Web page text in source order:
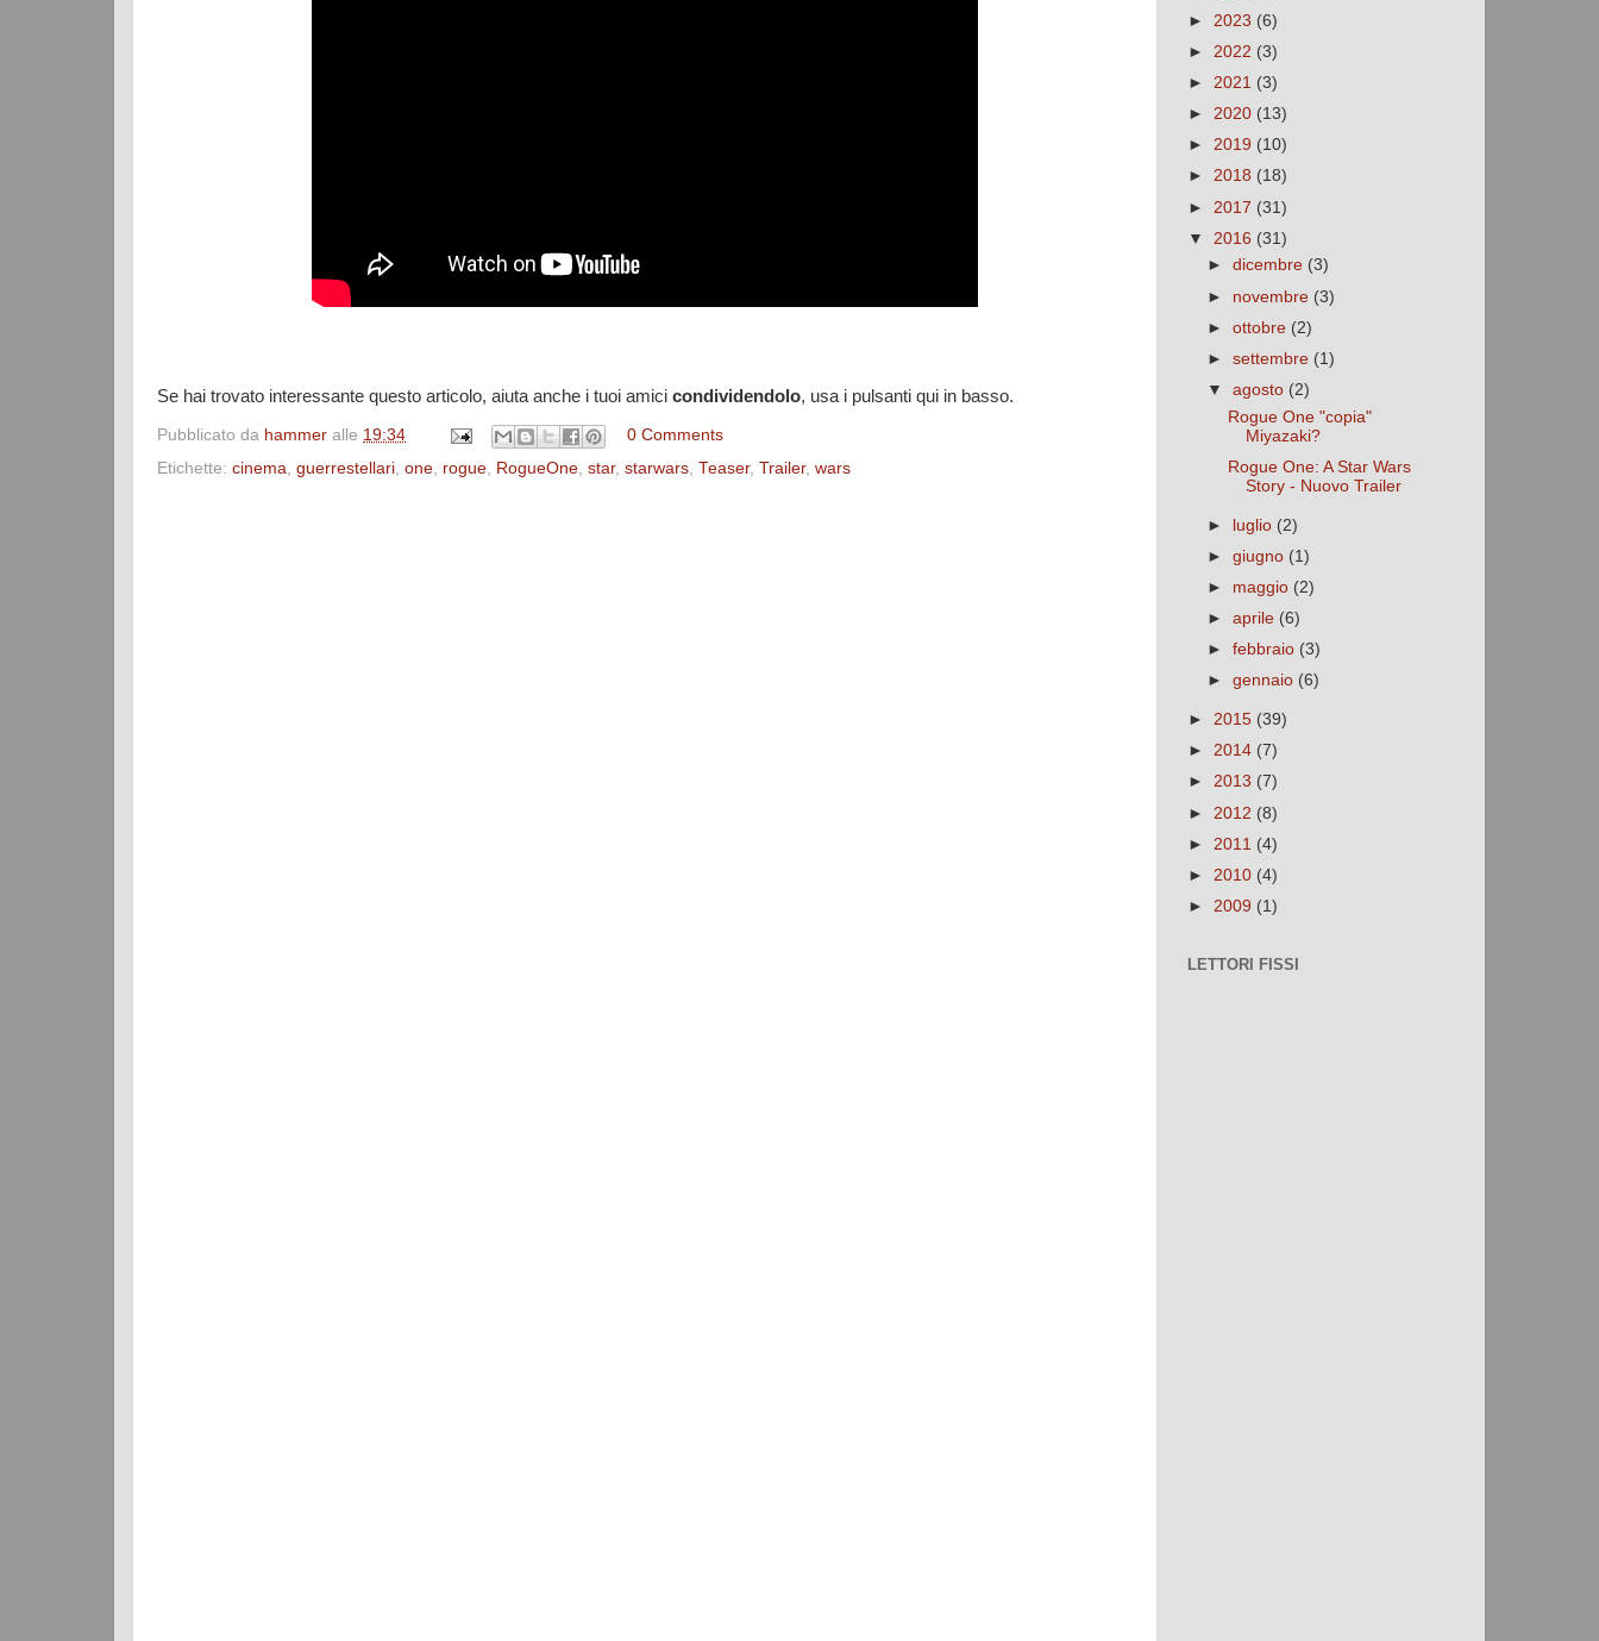
Se hai trovato interessante questo articolo, aiuta anche i tuoi amici condividendolo, usa i pulsanti qui in basso.
Pubblicato da hammer alle 19:34
0 Comments
Etichette: cinema guerrestellari one rogue ‎RogueOne‬ star, starwars ‬‎Teaser, ‎Trailer, wars
► 2023 (6)
► 2022 (3)
► 2021 (3)
► 2020 (13)
► 2019 (10)
► 2018 (18)
► 2017 (31)
▼ 2016 (31)
►dicembre (3)
► novembre (3)
►ottobre (2)
►settembre (1)
▼agosto (2)
Rogue One "copia"
Miyazaki?
Rogue One: A Star Wars
Story - Nuovo Trailer
► luglio (2)
►giugno (1)
► maggio (2)
►aprile (6)
►febbraio (3)
►gennaio (6)
► 2015 (39)
► 2014 (7)
► 2013 (7)
► 2012 (8)
► 2011 (4)
► 2010 (4)
► 2009 (1)
LETTORI FISSI